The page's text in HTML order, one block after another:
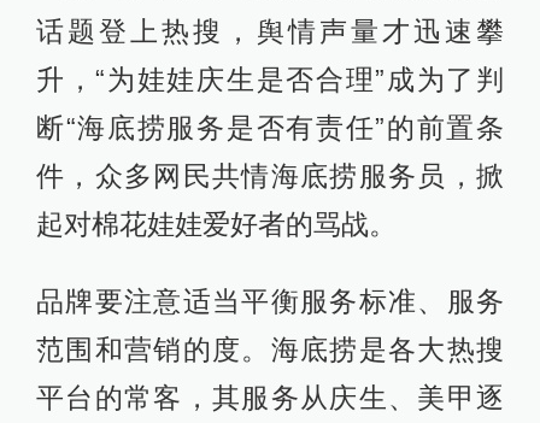
话题登上热搜，舆情声量才迅速攀
升，“为娃娃庆生是否合理”成为了判
断“海底捞服务是否有责任”的前置条
件，众多网民共情海底捞服务员，掀
起对棉花娃娃爱好者的骂战。
品牌要注意适当平衡服务标准、服务
范围和营销的度。海底捞是各大热搜
平台的常客，其服务从庆生、美甲逐